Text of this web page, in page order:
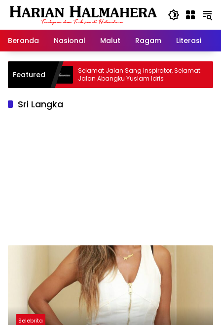
Langsung
Beranda
Nasional Malut Ragam Literasi
Featured
Selamat Jalan Sang Inspirator, Selamat
Jalan Abangku Yuslam Idris
Sri Langka
Selebrita